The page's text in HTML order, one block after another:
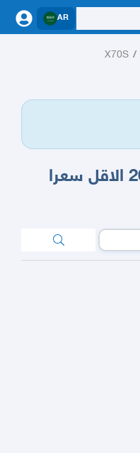
AR
/
X70S
جيتور T1 فل كامل 2025 الاقل سعرا